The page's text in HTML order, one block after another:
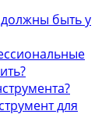
быть у
для